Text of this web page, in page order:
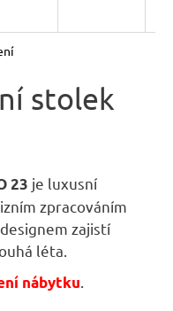
stolek
23 je luxusní
zpracováním
zajistí
léta.
nábytku
A